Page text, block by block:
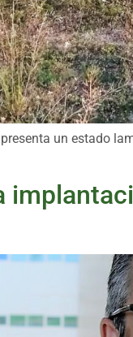
un estado